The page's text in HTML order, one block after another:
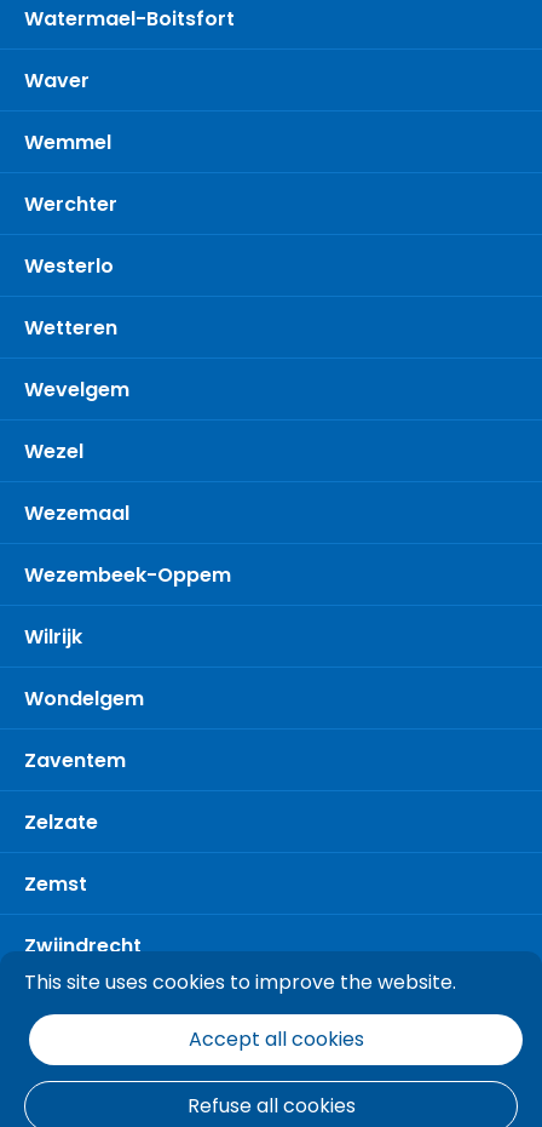
Watermael-Boitsfort
Waver
Wemmel
Werchter
Westerlo
Wetteren
Wevelgem
Wezel
Wezemaal
Wezembeek-Oppem
Wilrijk
Wondelgem
Zaventem
Zelzate
Zemst
Zwijndrecht
This site uses cookies to improve the website.
Refuse all cookies
Accept all cookies